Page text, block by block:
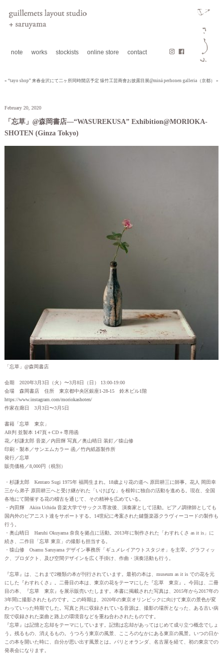
note works stockists online store contact
« “tayo shop” 来春金沢にて二ヶ所同時開店予定 猿竹工芸商會お披露目展@minä perhonen galleria（京都） »
February 20, 2020
「忘草」@森岡書店—“WASUREKUSA” Exhibition@MORIOKA-
SHOTEN (Ginza Tokyo)
「忘草」@森岡書店
会期 2020年3月3日（火）〜3月8日（日） 13:00-19:00
会場 森岡書店 住所 東京都中央区銀座1-28-15 鈴木ビル1階
https://www.instagram.com/moriokashoten/
作家在廊日 3月3日〜3月5日
書籍「忘草 東京」
AB判 並製本 147頁＋CD＋専用函
花／杉謙太郎 音楽／内田輝 写真／奥山晴日 装釘／猿山修
印刷・製本／サンエムカラー 函／竹内紙器製作所
発行／忘草
販売価格／8,000円（税別）
・杉謙太郎 Kentaro Sugi 1975年 福岡生まれ。18歳より花の道へ 原田耕三に師事。花人 岡田幸
三から弟子 原田耕三へと受け継がれた「いけばな」を根幹に独自の活動を進める。現在、全国
各地にて開催する花の稽古を通じて、その精神を広めている。
・内田輝 Akira Uchida 音楽大学でサックス専攻後、演奏家として活動。ピアノ調律師としても
国内外のピアニスト達をサポートする。14世紀に考案された鍵盤楽器クラヴィーコードの製作も
行う。
・奥山晴日 Haruhi Okuyama 奈良を拠点に活動。2013年に制作された「わすれくさ as it is」に
続き、二作目「忘草 東京」の撮影も担当する。
・猿山修 Osamu Saruyama デザイン事務所「ギュメレイアウトスタジオ」を主宰。グラフィッ
ク、プロダクト、及び空間デザインを広く手掛け、作曲・演奏活動も行う。
『忘草』は、これまで2種類の本が刊行されています。最初の本は、museum as it is での花を元
にした『わすれくさ』。二冊目の本は、東京の花をテーマにした『忘草 東京』。今回は、二冊
目の本、『忘草 東京』を展示販売いたします。本書に掲載された写真は、2015年から2017年の
3年間に撮影されたものです。この時期は、2020年の東京オリンピックに向けて東京の景色が変
わっていった時期でした。写真と共に収録されている音源は、撮影の場所となった、ある古い病
院で収録された楽曲と路上の環境音などを重ね合わされたものです。
『忘草』は記憶と忘却をテーマにしています。記憶は忘却があってはじめて成り立つ概念でしょ
う。残るもの、消えるもの。うつろう東京の風景、こころのなかにある東京の風景。いつの日か
この本を開いた時に、自分が思い出す風景とは。パリとオランダ、名古屋を経て、初の東京での
発表会になります。